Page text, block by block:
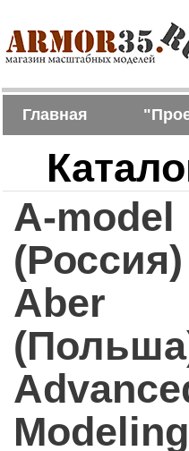
Главная
A-model
(Россия)
Aber
Modeling